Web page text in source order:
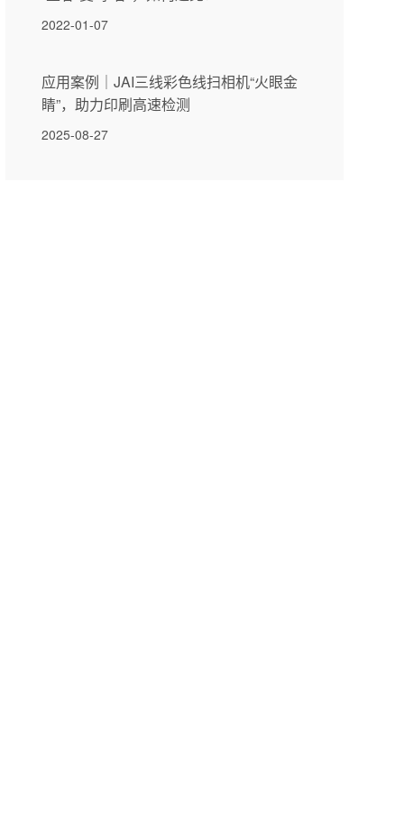
2022-01-07
应用案例｜JAI三线彩色线扫相机“火眼金
睛”，助力印刷高速检测
2025-08-27